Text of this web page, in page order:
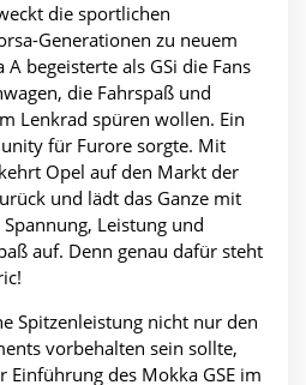
die sportlichen
Generationen zu neuem
A begeisterte als GSi die Fans
die Fahrspaß und
Lenkrad spüren wollen. Ein
für Furore sorgte. Mit
Opel auf den Markt der
und lädt das Ganze mit
Leistung und
auf. Denn genau dafür steht
Spitzenleistung nicht nur den
vorbehalten sein sollte,
des Mokka GSE im